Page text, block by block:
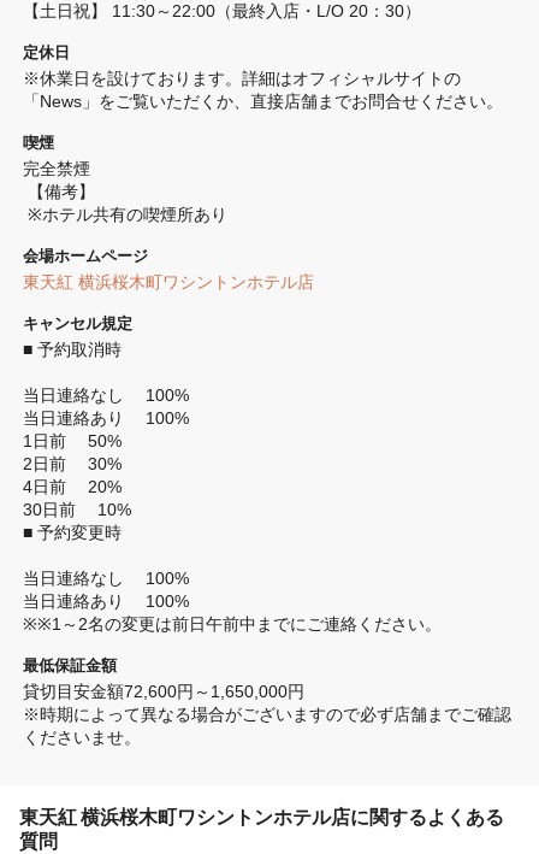
【土日祝】 11:30～22:00（最終入店・L/O 20：30）
定休日
※休業日を設けております。詳細はオフィシャルサイトの
「News」をご覧いただくか、直接店舗までお問合せください。
喫煙
完全禁煙
【備考】
※ホテル共有の喫煙所あり
会場ホームページ
東天紅 横浜桜木町ワシントンホテル店
キャンセル規定
■ 予約取消時
当日連絡なし 　100%
当日連絡あり 　100%
1日前 　50%
2日前 　30%
4日前 　20%
30日前 　10%
■ 予約変更時
当日連絡なし 　100%
当日連絡あり 　100%
※※1～2名の変更は前日午前中までにご連絡ください。
最低保証金額
貸切目安金額72,600円～1,650,000円
※時期によって異なる場合がございますので必ず店舗までご確認
くださいませ。
東天紅 横浜桜木町ワシントンホテル店に関するよくある
質問